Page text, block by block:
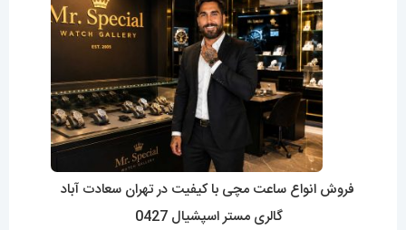
فروش انواع ساعت مچی با کیفیت در تهران سعادت آباد
گالری مستر اسپشیال 0427